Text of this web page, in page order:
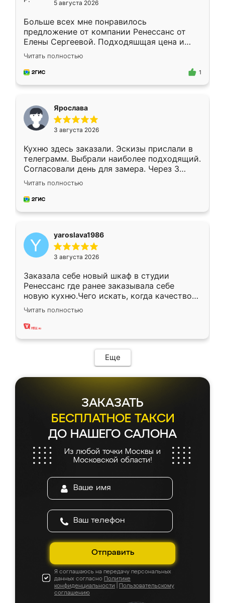
5 августа 2026
Больше всех мне понравилось
предложение от компании Ренессанс от
Елены Сергеевой. Подходяшщая цена и
короткие сроки изготовления. Приехавший
для замера сотрудник Владислав
предложил по моему эскизу самый
Читать полностью
1
Ярослава
3 августа 2026
Кухню здесь заказали. Эскизы прислали в
телеграмм. Выбрали наиболее подходящий.
Согласовали день для замера. Через 3
недели кухня была уже готова. Остались
довольны работой. Спасибо Ренессанс
мебель за качественную работу!
Читать полностью
yaroslava1986
3 августа 2026
Заказала себе новый шкаф в студии
Ренессанс где ранее заказывала себе
новую кухню.Чего искать, когда качеством
вполне довольна. Служит кухня уже почти
два года, нареканий нет.
Читать полностью
Еще
ЗАКАЗАТЬ
БЕСПЛАТНОЕ ТАКСИ
ДО НАШЕГО САЛОНА
Из любой точки Москвы и
Московской области!
Отправить
Я соглашаюсь на передачу персональных
данных согласно Политике
конфиденциальности
Пользовательскому
соглашению